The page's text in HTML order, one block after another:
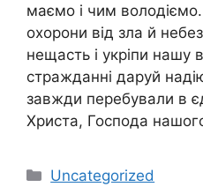
маємо і чим
охорони від зла й
нещасть і укріпи нашу
стражданні даруй
завжди перебували в
Христа, Господа
Категорії
Uncategorized